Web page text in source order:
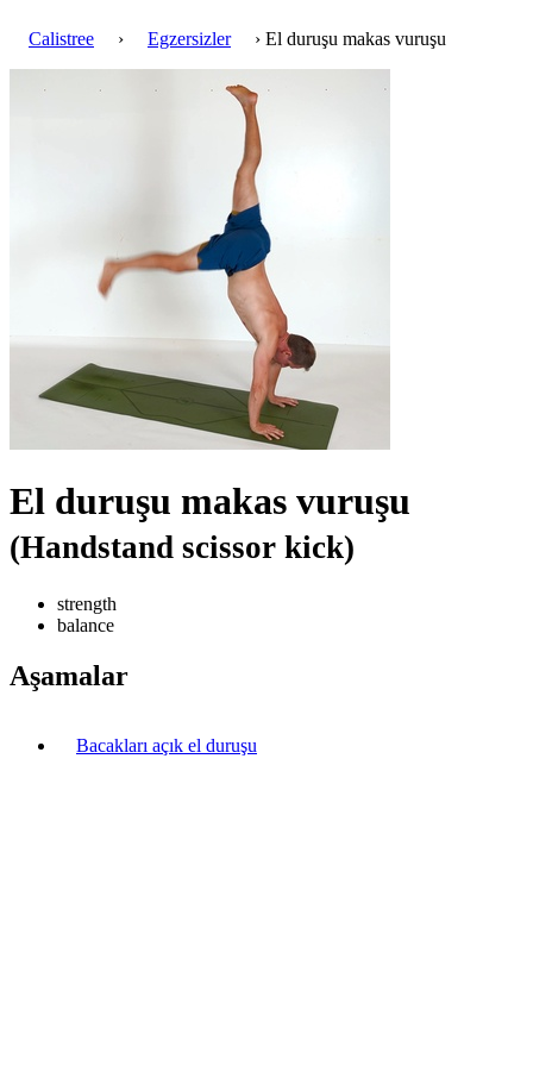
Calistree › Egzersizler › El duruşu makas vuruşu
El duruşu makas vuruşu
(Handstand scissor kick)
strength
balance
Aşamalar
Bacakları açık el duruşu